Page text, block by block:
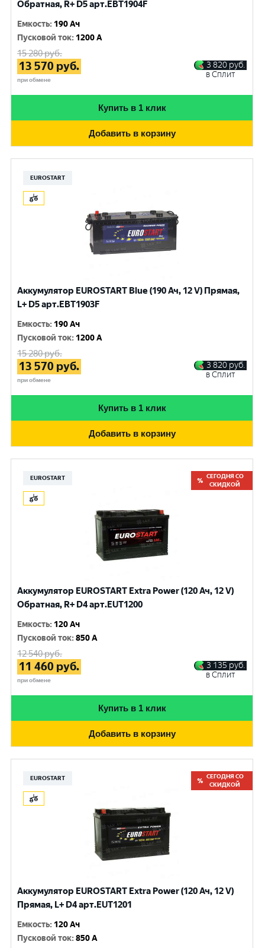
Обратная, R+ D5 арт.EBT1904F
Емкость: 190 Ач
Пусковой ток: 1200 A
15 280руб.
13 570 руб.
при обмене
3 820 руб.
в Сплит
Купить в 1 клик
Добавить в корзину
EUROSTART
Аккумулятор EUROSTART Blue (190 Ач, 12 V) Прямая,
L+ D5 арт.EBT1903F
Емкость: 190 Ач
Пусковой ток: 1200 A
15 280руб.
13 570 руб.
при обмене
3 820 руб.
в Сплит
Купить в 1 клик
Добавить в корзину
EUROSTART
СЕГОДНЯ СО
СКИДКОЙ
Аккумулятор EUROSTART Extra Power (120 Ач, 12 V)
Обратная, R+ D4 арт.EUT1200
Емкость: 120 Ач
Пусковой ток:850 A
12 540руб.
11 460 руб.
при обмене
3 135 руб.
в Сплит
Купить в 1 клик
Добавить в корзину
EUROSTART
СЕГОДНЯ СО
СКИДКОЙ
Аккумулятор EUROSTART Extra Power (120 Ач, 12 V)
Прямая, L+ D4 арт.EUT1201
Емкость: 120 Ач
Пусковой ток:850 A